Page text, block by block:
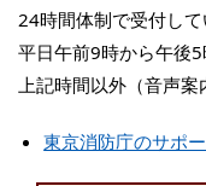
24時間体制で受付して
平日午前9時から午後5
上記時間以外（音声案
東京消防庁のサポ